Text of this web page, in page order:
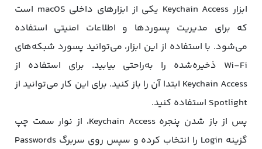
ابزار Keychain Access یکی از ابزارهای داخلی macOS است
که برای مدیریت پسوردها و اطلاعات امنیتی استفاده
می‌شود. با استفاده از این ابزار، می‌توانید پسورد شبکه‌های
Wi-Fi ذخیره‌‌شده را به‌‌راحتی بیابید. برای استفاده از
Keychain Access ابتدا آن را باز کنید. برای این کار می‌توانید از
Spotlight استفاده کنید.
پس از باز شدن پنجره Keychain Access، از نوار سمت چپ
گزینه Login را انتخاب کرده و سپس روی سربرگ Passwords